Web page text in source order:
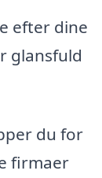
efter dine
glansfuld
du for
firmaer